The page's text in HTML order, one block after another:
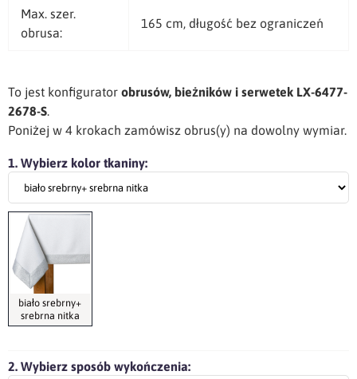
Max. szer.
obrusa:
165 cm, długość bez ograniczeń
To jest konfigurator obrusów, bieżników i serwetek LX-6477-
2678-S.
Poniżej w 4 krokach zamówisz obrus(y) na dowolny wymiar.
1. Wybierz kolor tkaniny:
biało srebrny+
srebrna nitka
2. Wybierz sposób wykończenia: